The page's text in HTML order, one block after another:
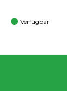
Verfügbar